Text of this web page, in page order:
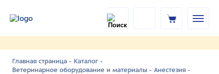
Главная страница - Каталог -
Ветеринарное оборудование и материалы - Анестезия -